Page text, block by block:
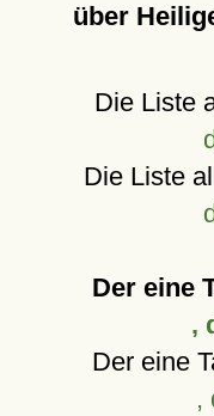
über
Die Liste
Die Liste
Der eine
,
Der eine
,